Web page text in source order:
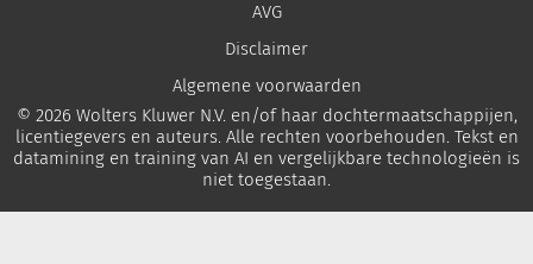
AVG
Disclaimer
Algemene voorwaarden
© 2026 Wolters Kluwer N.V. en/of haar dochtermaatschappijen,
licentiegevers en auteurs. Alle rechten voorbehouden. Tekst en
datamining en training van AI en vergelijkbare technologieën is
niet toegestaan.